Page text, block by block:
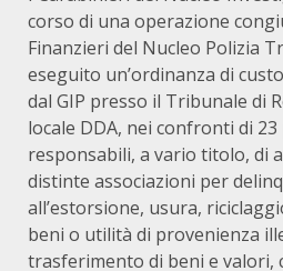
corso di una operazione
Finanzieri del Nucleo Polizia
eseguito un’ordinanza di
dal GIP presso il Tribunale di
locale DDA, nei confronti di
responsabili, a vario titolo, di
distinte associazioni per
all’estorsione, usura,
beni o utilità di provenienza
trasferimento di beni e valori,